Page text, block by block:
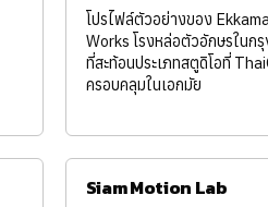
โปรไฟล์ตัวอย่างของ
Works โรงหล่อตัวอักษรในก
ที่สะท้อนประเภทสตูดิโอที่
ครอบคลุมในเอกมัย
Siam Motion Lab